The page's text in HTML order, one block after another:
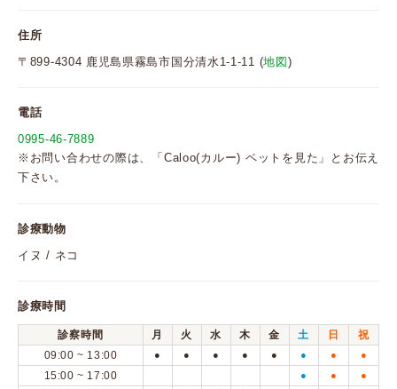
住所
〒899-4304 鹿児島県霧島市国分清水1-1-11 (地図 )
電話
0995-46-7889
※お問い合わせの際は、「Caloo(カルー) ペットを見た」とお伝え
下さい。
診療動物
イヌ / ネコ
診療時間
診察時間 月 火 水 木 金 土 日
祝
09:00 ~ 13:00
● ● ● ● ● ● ● ●
15:00 ~ 17:00 ● ● ●